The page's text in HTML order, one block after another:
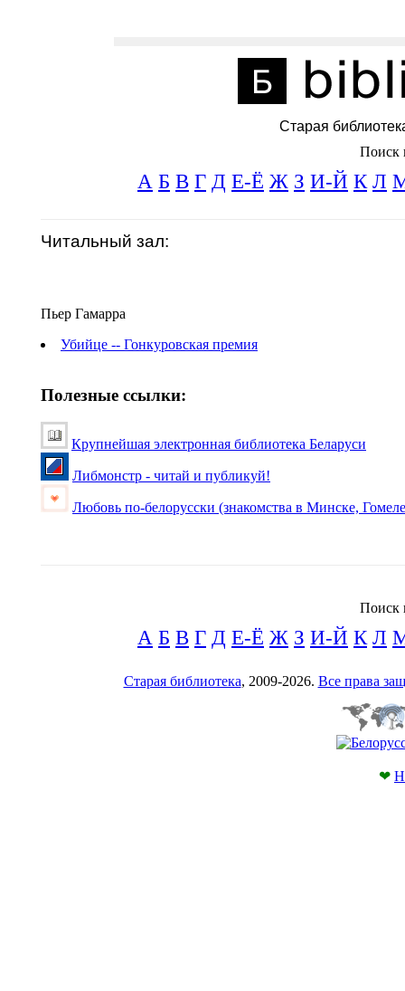
Старая
Поиск
А Б В Г Д Е-Ё Ж З И-Й К Л
Читальный зал:
Пьер Гамарра
Убийце -- Гонкуровская премия
Полезные ссылки:
Крупнейшая электронная библиотека Беларуси
Либмонстр - читай и публикуй!
Любовь по-белорусски (знакомства в Минске,
Поиск
А Б В Г Д Е-Ё Ж З И-Й К Л
Старая библиотека, 2009-2026. Все права
❤